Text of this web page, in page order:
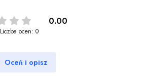
0.00
Liczba ocen: 0
Oceń i opisz